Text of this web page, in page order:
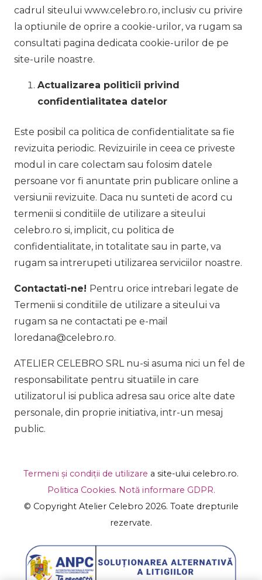
cadrul siteului www.celebro.ro, inclusiv cu privire
la optiunile de oprire a cookie-urilor, va rugam sa
consultati pagina dedicata cookie-urilor de pe
site-urile noastre.
Actualizarea politicii privind
confidentialitatea datelor
Este posibil ca politica de confidentialitate sa fie
revizuita periodic. Revizuirile in ceea ce priveste
modul in care colectam sau folosim datele
persoane vor fi anuntate prin publicare online a
versiunii revizuite. Daca nu sunteti de acord cu
termenii si conditiile de utilizare a siteului
celebro.ro si, implicit, cu politica de
confidentialitate, in totalitate sau in parte, va
rugam sa intrerupeti utilizarea serviciilor noastre.
Contactati-ne! Pentru orice intrebari legate de
Termenii si conditiile de utilizare a siteului va
rugam sa ne contactati pe e-mail
loredana@celebro.ro.
ATELIER CELEBRO SRL nu-si asuma nici un fel de
responsabilitate pentru situatiile in care
utilizatorul isi publica adresa sau orice alte date
personale, din proprie initiativa, intr-un mesaj
public.
Termeni și condiții de utilizare a site-ului celebro.ro.
Politica Cookies. Notă informare GDPR.
© Copyright Atelier Celebro 2026. Toate drepturile
rezervate.